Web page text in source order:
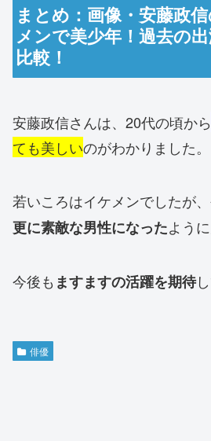
まとめ：画像・安藤政
メンで美少年！過去の
比較！
安藤政信さんは、20代の頃から
ても美しいのがわかりました。
若いころはイケメンでしたが
更に素敵な男性になったよう
今後も ますますの活躍を期待
俳優